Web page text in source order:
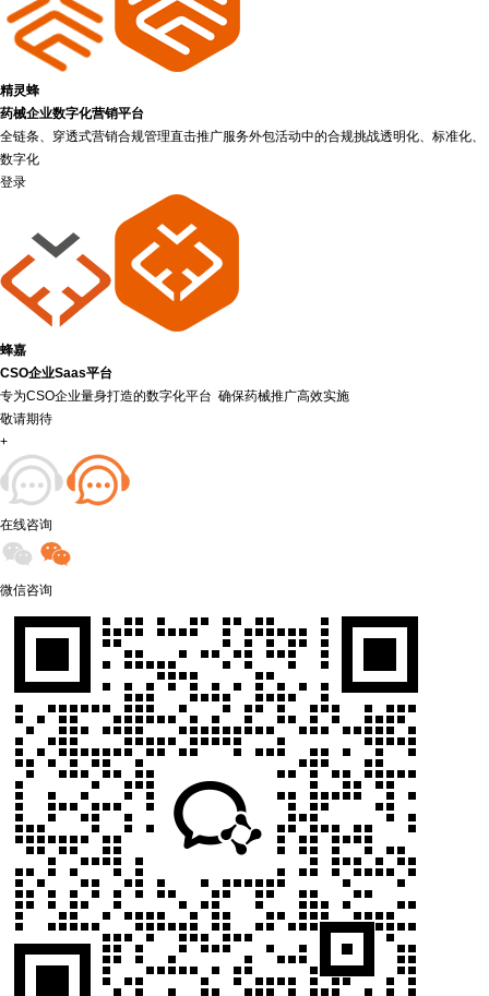
精灵蜂
药械企业数字化营销平台
全链条、穿透式营销合规管理直击推广服务外包活动中的合规挑战透明化、标准化、
数字化
登录
蜂嘉
CSO企业Saas平台
专为CSO企业量身打造的数字化平台 确保药械推广高效实施
敬请期待
+
在线咨询
微信咨询